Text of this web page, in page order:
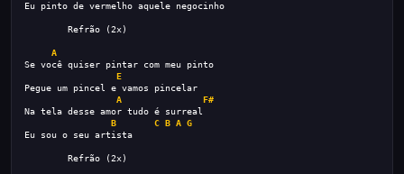
Eu pinto de vermelho aquele negocinho
Refrão (2x)
A
Se você quiser pintar com meu pinto
E
Pegue um pincel e vamos pincelar
A
F#
Na tela desse amor tudo é surreal
B
C B A G
Eu sou o seu artista
Refrão (2x)